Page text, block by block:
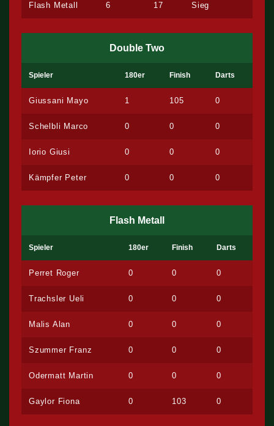
Flash Metall 6 17 Sieg
Double Two
Spieler 180er Finish Darts
Giussani Mayo 1 105 0
Schelbli Marco 0 0 0
Iorio Giusi 0 0 0
Kämpfer Peter 0 0 0
Flash Metall
Spieler 180er Finish Darts
Perret Roger 0 0 0
Trachsler Ueli 0 0 0
Malis Alan 0 0 0
Szummer Franz 0 0 0
Odermatt Martin 0 0 0
Gaylor Fiona 0 103 0